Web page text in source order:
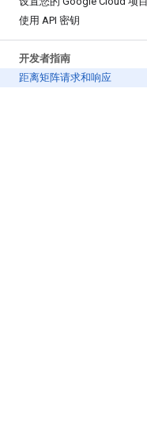
使用 API 密钥
开发者指南
距离矩阵请求和响应